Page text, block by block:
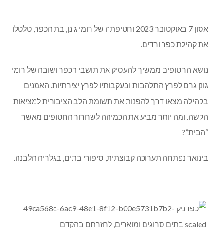
אסון 7 באוקטובר 2023 וחטיפתה של רומי גונן, בת הכפר, טלטלו
את קהילת כפר ורדים.
נושא החטופים ממשיך להעסיק את תושבי הכפר ושובה של רומי
גונן גרם לפרץ התלהבות ובעקבותיו לפרץ יצירתיות. האמנים
בקהילה מצאו דרך להפנות את תשומת הלב הציבורית למציאות
הקשה. ומה יותר מביע את הכמיהה לשחרור החטופים מאשר
“הבית”?
בינואר נפתחה תערוכה קבוצתית, סיפורי בתים, בגלריה הלבנה.